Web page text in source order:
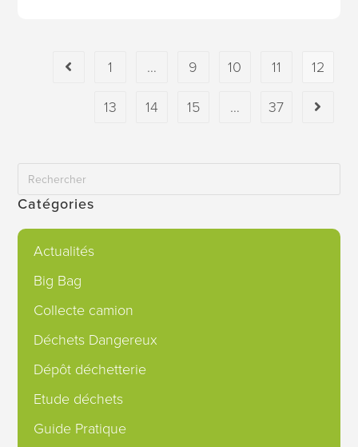
1 … 9 10 11
12
13
14 15 … 37
Catégories
Actualités
Big Bag
Collecte camion
Déchets Dangereux
Dépôt déchetterie
Etude déchets
Guide Pratique